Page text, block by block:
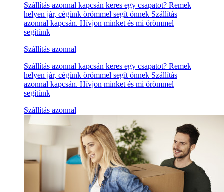
Szállítás azonnal kapcsán keres egy csapatot? Remek
helyen jár, cégünk örömmel segít önnek Szállítás
azonnal kapcsán. Hívjon minket és mi örömmel
segítünk
Szállítás azonnal
Szállítás azonnal kapcsán keres egy csapatot? Remek
helyen jár, cégünk örömmel segít önnek Szállítás
azonnal kapcsán. Hívjon minket és mi örömmel
segítünk
Szállítás azonnal